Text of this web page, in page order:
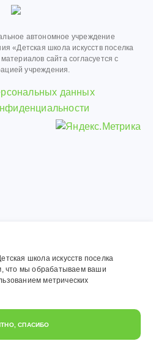
автономное учреждение
«Детская школа искусств поселка
сайта согласуется с
учреждения.
данных
школа искусств поселка
что мы обрабатываем ваши
метрических
СПАСИБО